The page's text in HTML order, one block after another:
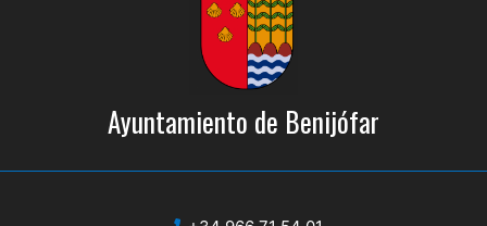
Ayuntamiento de Benijófar